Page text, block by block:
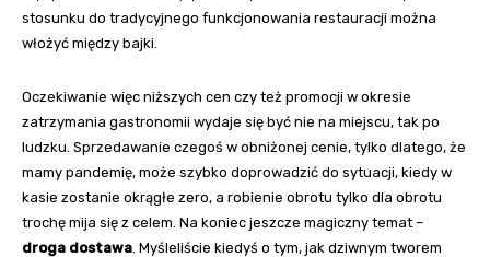
stosunku do tradycyjnego funkcjonowania restauracji można
włożyć między bajki.
Oczekiwanie więc niższych cen czy też promocji w okresie
zatrzymania gastronomii wydaje się być nie na miejscu, tak po
ludzku. Sprzedawanie czegoś w obniżonej cenie, tylko dlatego, że
mamy pandemię, może szybko doprowadzić do sytuacji, kiedy w
kasie zostanie okrągłe zero, a robienie obrotu tylko dla obrotu
trochę mija się z celem. Na koniec jeszcze magiczny temat –
droga dostawa. Myśleliście kiedyś o tym, jak dziwnym tworem